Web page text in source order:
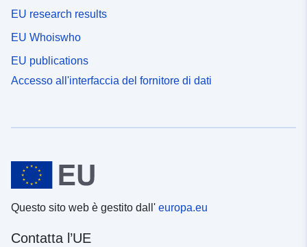
EU research results
EU Whoiswho
EU publications
Accesso all'interfaccia del fornitore di dati
Questo sito web è gestito dall' europa.eu
Contatta l’UE